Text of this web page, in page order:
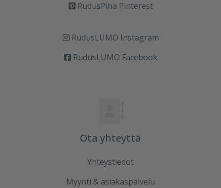
RudusPiha Pinterest
RudusLUMO Instagram
RudusLUMO Facebook
Ota yhteyttä
Yhteystiedot
Myynti & asiakaspalvelu